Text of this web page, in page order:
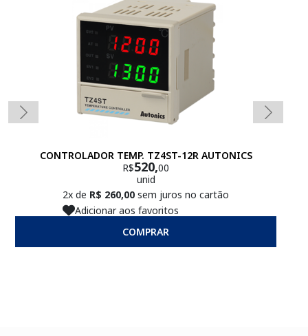
CONTROLADOR TEMP. TZ4ST-12R AUTONICS
R$520,00
unid
2x de R$ 260,00 sem juros no cartão
Adicionar aos favoritos
COMPRAR